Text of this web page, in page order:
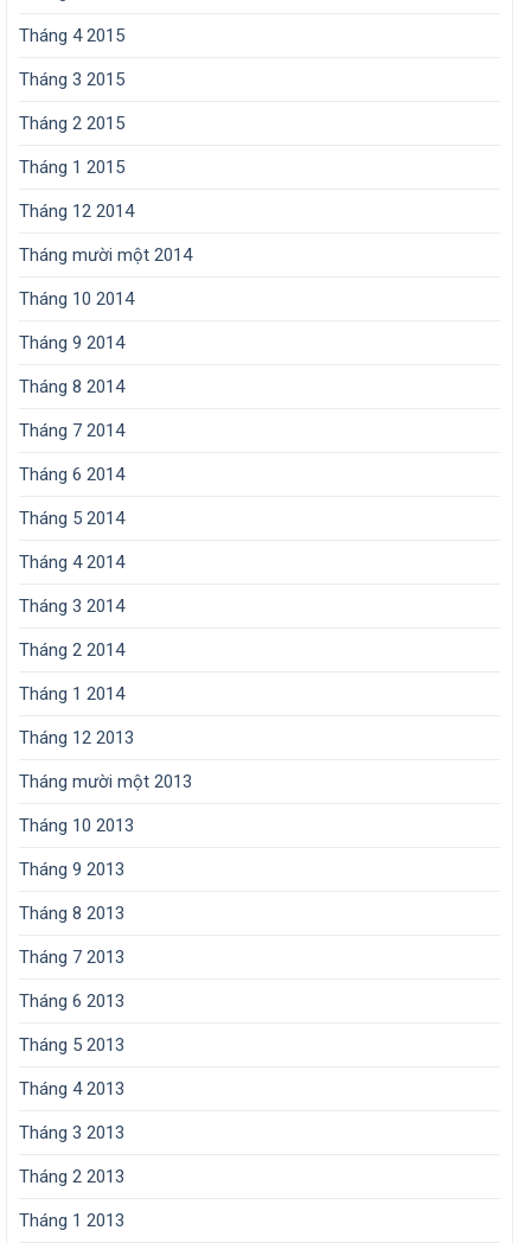
Tháng 4 2015
Tháng 3 2015
Tháng 2 2015
Tháng 1 2015
Tháng 12 2014
Tháng mười một 2014
Tháng 10 2014
Tháng 9 2014
Tháng 8 2014
Tháng 7 2014
Tháng 6 2014
Tháng 5 2014
Tháng 4 2014
Tháng 3 2014
Tháng 2 2014
Tháng 1 2014
Tháng 12 2013
Tháng mười một 2013
Tháng 10 2013
Tháng 9 2013
Tháng 8 2013
Tháng 7 2013
Tháng 6 2013
Tháng 5 2013
Tháng 4 2013
Tháng 3 2013
Tháng 2 2013
Tháng 1 2013